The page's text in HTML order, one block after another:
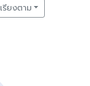
เรียงตาม